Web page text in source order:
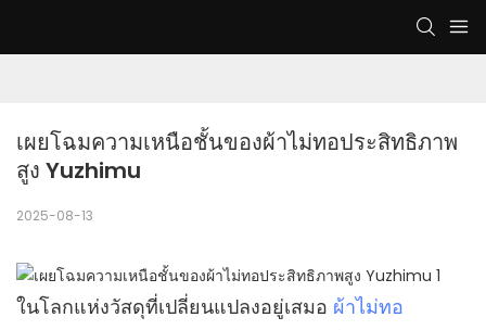
เผยโฉมความเหนือชั้นของผ้าไม่ทอประสิทธิภาพ
สูง Yuzhimu
2025-08-13
ในโลกแห่งวัสดุที่เปลี่ยนแปลงอยู่เสมอ ผ้าไม่ทอ